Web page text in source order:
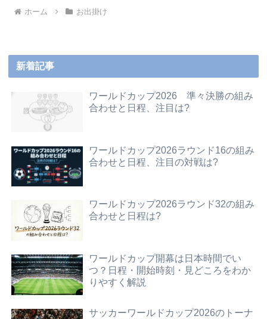
ホーム お出掛け
新着記事
ワールドカップ2026 準々決勝の組み
合わせと日程、注目は?
ワールドカップ2026ラウンド16の組み
合わせと日程、注目の対戦は?
ワールドカップ2026ラウンド32の組み
合わせと日程は?
ワールドカップ開幕は日本時間でい
つ？日程・開始時刻・見どころをわか
りやすく解説
サッカーワールドカップ2026のトーナ